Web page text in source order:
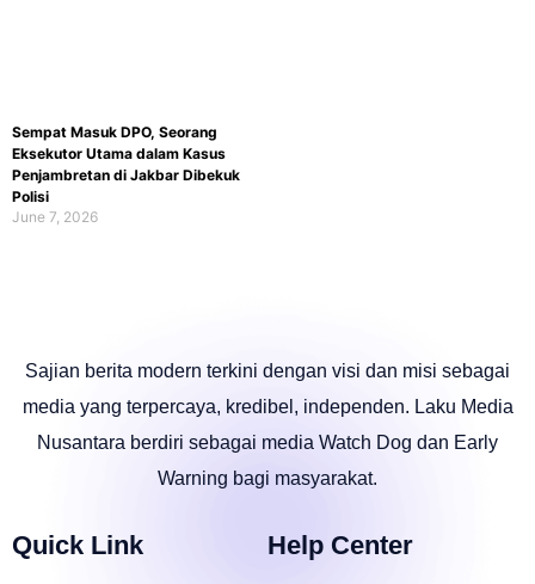
Sempat Masuk DPO, Seorang
Eksekutor Utama dalam Kasus
Penjambretan di Jakbar Dibekuk
Polisi
June 7, 2026
Sajian berita modern terkini dengan visi dan misi sebagai
media yang terpercaya, kredibel, independen. Laku Media
Nusantara berdiri sebagai media Watch Dog dan Early
Warning bagi masyarakat.
Quick Link Help Center